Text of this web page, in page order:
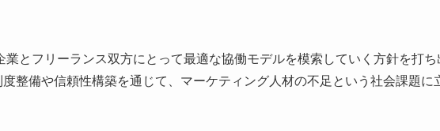
とフリーランス双方にとって最適な協働モデルを模索していく方針を打ち
整備や信頼性構築を通じて、マーケティング人材の不足という社会課題に